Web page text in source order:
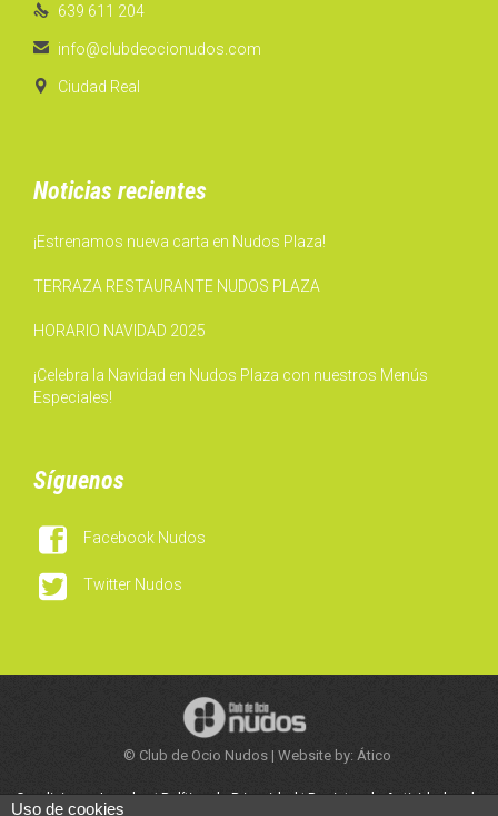
 639 611 204
 info@clubdeocionudos.com
 Ciudad Real
Noticias recientes
¡Estrenamos nueva carta en Nudos Plaza!
TERRAZA RESTAURANTE NUDOS PLAZA
HORARIO NAVIDAD 2025
¡Celebra la Navidad en Nudos Plaza con nuestros Menús
Especiales!
Síguenos
 Facebook Nudos
 Twitter Nudos
© Club de Ocio Nudos | Website by: Ático
Condiciones Legales|Política de Privacidad|Registro de Actividades de
Uso de cookies